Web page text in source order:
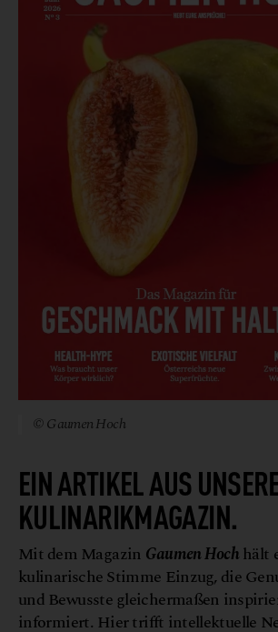
© Gaumen Hoch
EIN ARTIKEL AUS
KULINARIKMAGAZIN.
Mit dem Magazin Gaumen Hochhält
kulinarische Stimme Einzug, die
und Bewusste gleichermaßen
informiert. Hier trifft intellektuelle